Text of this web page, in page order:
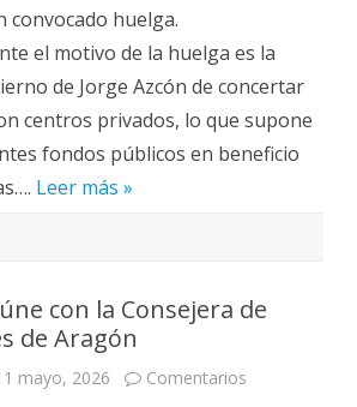
convocado huelga.
el motivo de la huelga es la
de Jorge Azcón de concertar
centros privados, lo que supone
fondos públicos en beneficio
Leer más »
con la Consejera de
de Aragón
mayo, 2026 Comentarios